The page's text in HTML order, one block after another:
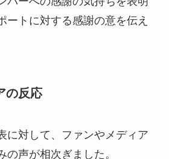
ートに対する感謝の意を伝え
の反応
に対して、ファンやメディア
の声が相次ぎました。